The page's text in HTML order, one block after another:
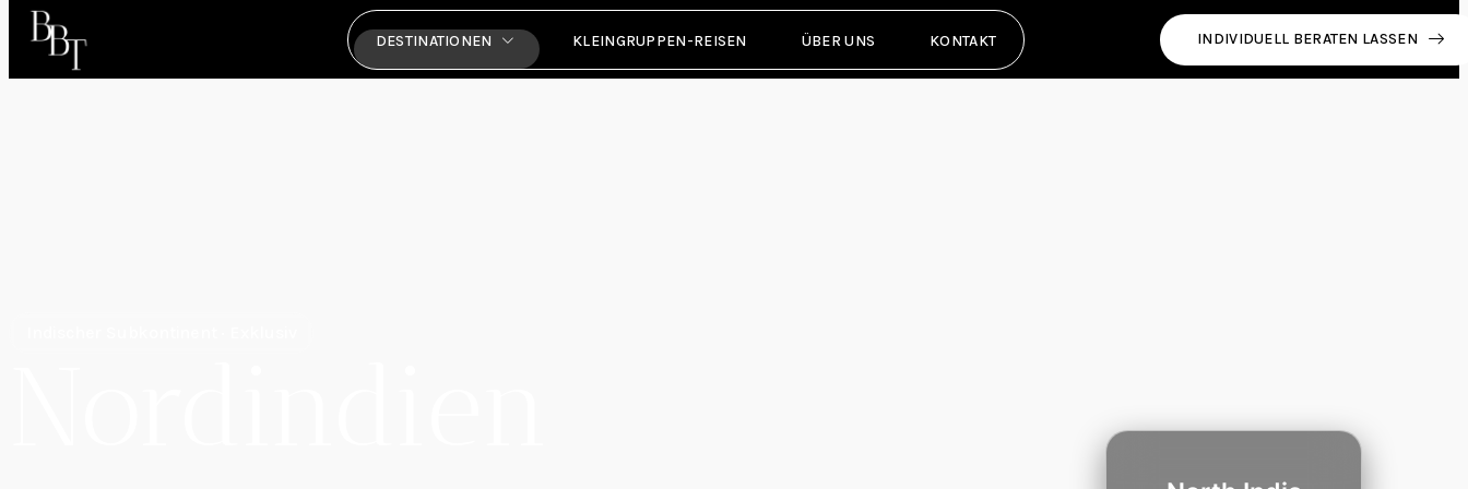
DESTINATIONEN KLEINGRUPPEN-REISEN ÜBER UNS KONTAKT INDIVIDUELL BERATEN LASSEN